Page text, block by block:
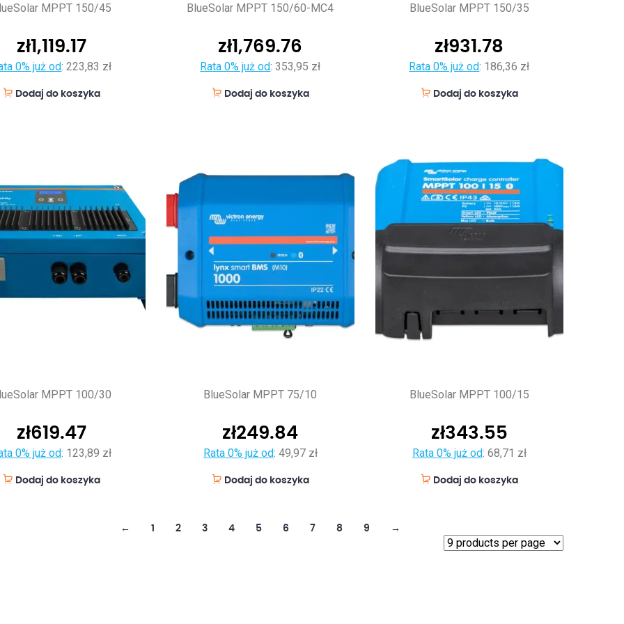
MPPT 150/45
zł1,119.17
0% już od:223,83 zł
Dodaj do koszyka
BlueSolar MPPT 150/60-MC4
zł1,769.76
Rata 0% już od:353,95 zł
Dodaj do koszyka
BlueSolar MPPT 150/35
zł931.78
Rata 0% już od: 186,36 zł
Dodaj do koszyka
MPPT 100/30
zł619.47
0% już od: 123,89 zł
Dodaj do koszyka
BlueSolar MPPT 75/10
zł249.84
Rata 0% już od: 49,97 zł
Dodaj do koszyka
BlueSolar MPPT 100/15
zł343.55
Rata 0% już od: 68,71 zł
Dodaj do koszyka
← 1 2 3 4 5 6 7 8 9 →